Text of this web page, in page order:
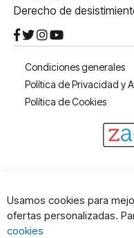
Derecho de
Condiciones generales
Política de Privacidad y
Política de Cookies
Usamos cookies para
ofertas personalizadas.
cookies